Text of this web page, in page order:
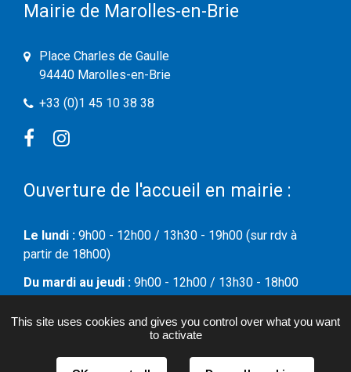
Mairie de Marolles-en-Brie
Place Charles de Gaulle
94440 Marolles-en-Brie
+33 (0)1 45 10 38 38
FacebookInstagram
Ouverture de l'accueil en mairie :
Le lundi : 9h00 - 12h00 / 13h30 - 19h00 (sur rdv à
partir de 18h00)
Du mardi au jeudi : 9h00 - 12h00 / 13h30 - 18h00
09h00 - 12h00
This site uses cookies and gives you control over what you want
to activate